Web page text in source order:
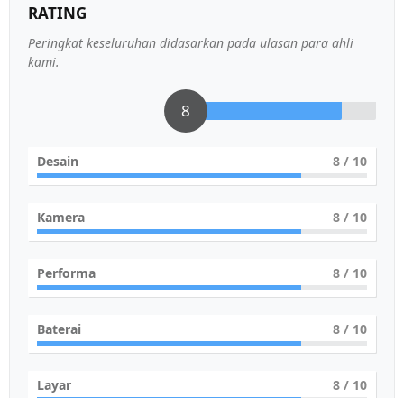
RATING
Peringkat keseluruhan didasarkan pada ulasan para ahli
kami.
8
Desain 8 / 10
Kamera 8 / 10
Performa 8 / 10
Baterai 8 / 10
Layar 8 / 10